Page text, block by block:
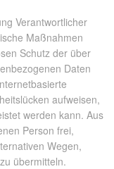
Verantwortlicher
Maßnahmen
Schutz der über
Daten
aufweisen,
werden kann. Aus
Person frei,
Wegen,
übermitteln.